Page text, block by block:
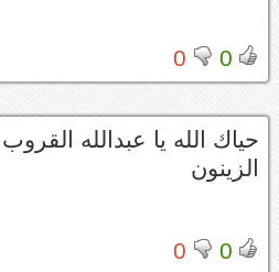
0
0
حياك الله يا عبدالله
الزينون
0
0